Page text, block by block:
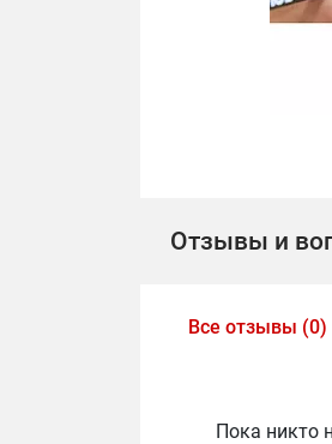
Отзывы и
Все отзывы (0)
Пока никто